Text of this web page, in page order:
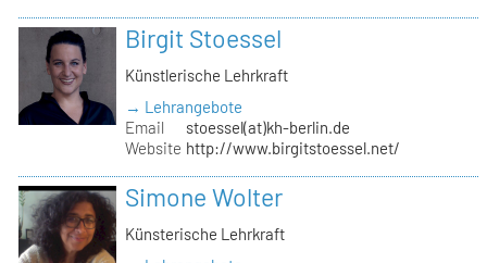
Birgit Stoessel
Künstlerische Lehrkraft
→ Lehrangebote
Email
stoessel(at)kh-berlin.de
Website http://www.birgitstoessel.net/
Simone Wolter
Künsterische Lehrkraft